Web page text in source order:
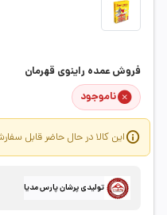
فروش عمده راینوی قهرمان
ناموجود
این کالا در حال حاضر قابل
تولیدی پرشان پارس مدیا